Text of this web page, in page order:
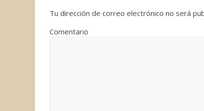
t
r
Tu dirección de correo electrónico no será
Comentario